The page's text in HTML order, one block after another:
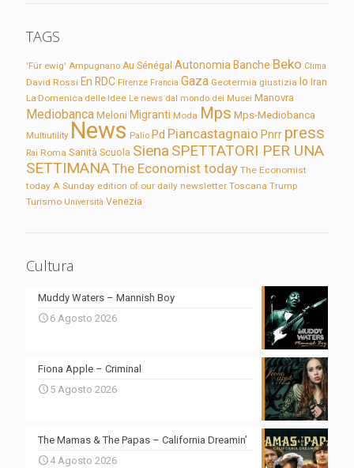
TAGS
'Für ewig' Ampugnano Au Sénégal Autonomia Banche Beko Clima
David Rossi En RDC Firenze Francia Gaza Geotermia giustizia Io Iran
La Domenica delle Idee Le news dal mondo dei Musei Manovra
Mediobanca Meloni Migranti Moda Mps Mps-Mediobanca
Multiutility News Palio Pd Piancastagnaio Pnrr press
Rai Roma Sanità Scuola Siena SPETTATORI PER UNA
SETTIMANAThe Economist today The Economist
today A Sunday edition of our daily newsletter Toscana Trump
Turismo Università Venezia
Cultura
Muddy Waters – Mannish Boy
6 Agosto 2026
Fiona Apple – Criminal
5 Agosto 2026
The Mamas & The Papas – California Dreamin’
4 Agosto 2026